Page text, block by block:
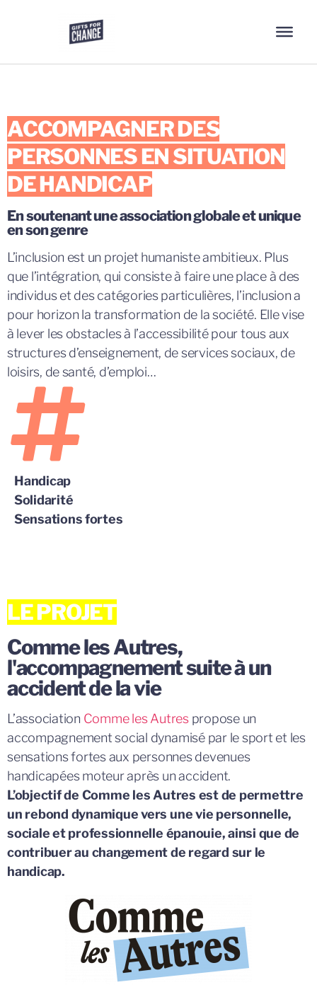
ACCOMPAGNER DES
PERSONNES EN SITUATION
DE HANDICAP
En soutenant une association globale et unique
en son genre
L’inclusion est un projet humaniste ambitieux. Plus
que l’intégration, qui consiste à faire une place à des
individus et des catégories particulières, l’inclusion a
pour horizon la transformation de la société. Elle vise
à lever les obstacles à l’accessibilité pour tous aux
structures d’enseignement, de services sociaux, de
loisirs, de santé, d’emploi…
Handicap
Solidarité
Sensations fortes
LE PROJET
Comme les Autres,
l'accompagnement suite à un
accident de la vie
L’association Comme les Autrespropose un
accompagnement social dynamisé par le sport et les
sensations fortes aux personnes devenues
handicapées moteur après un accident.
L’objectif de Comme les Autres est de permettre
un rebond dynamique vers une vie personnelle,
sociale et professionnelle épanouie, ainsi que de
contribuer au changement de regard sur le
handicap.